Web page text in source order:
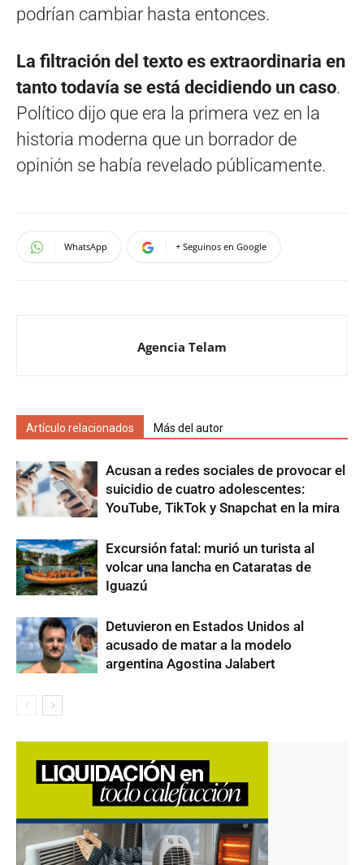
podrían cambiar hasta entonces.
La filtración del texto es extraordinaria en
tanto todavía se está decidiendo un caso.
Político dijo que era la primera vez en la
historia moderna que un borrador de
opinión se había revelado públicamente.
WhatsApp + Seguinos en Google
Agencia Telam
Artículo relacionados Más del autor
Acusan a redes sociales de provocar el
suicidio de cuatro adolescentes:
YouTube, TikTok y Snapchat en la mira
Excursión fatal: murió un turista al
volcar una lancha en Cataratas de
Iguazú
Detuvieron en Estados Unidos al
acusado de matar a la modelo
argentina Agostina Jalabert